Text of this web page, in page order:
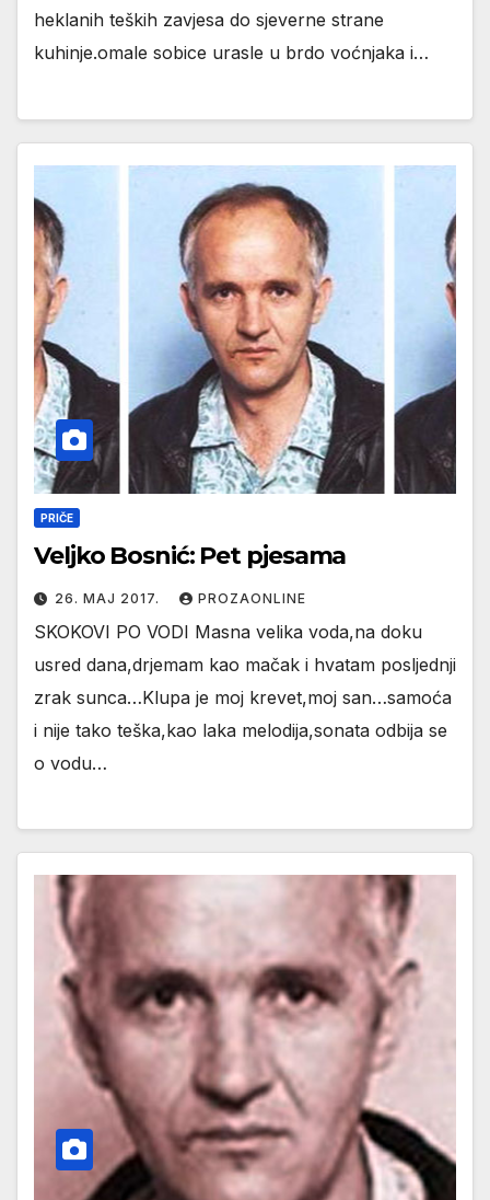
heklanih teških zavjesa do sjeverne strane
kuhinje.omale sobice urasle u brdo voćnjaka i…
PRIČE
Veljko Bosnić: Pet pjesama
26. МАЈ 2017. PROZAONLINE
SKOKOVI PO VODI Masna velika voda,na doku
usred dana,drjemam kao mačak i hvatam posljednji
zrak sunca…Klupa je moj krevet,moj san…samoća
i nije tako teška,kao laka melodija,sonata odbija se
o vodu…